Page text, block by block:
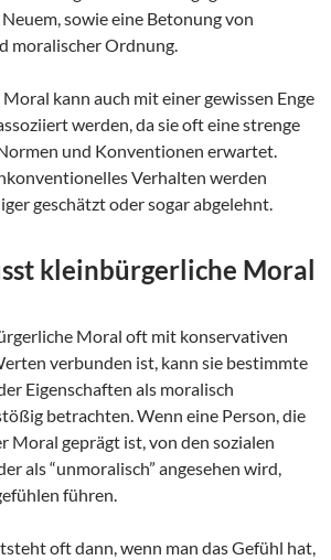
sowie eine Betonung von
moralischer Ordnung.
kann auch mit einer gewissen Enge
werden, da sie oft eine strenge
und Konventionen erwartet.
Verhalten werden
geschätzt oder sogar abgelehnt.
kleinbürgerliche Moral
Moral oft mit konservativen
verbunden ist, kann sie bestimmte
Eigenschaften als moralisch
betrachten. Wenn eine Person, die
Moral geprägt ist, von den sozialen
als “unmoralisch” angesehen wird,
führen.
oft dann, wenn man das Gefühl hat,